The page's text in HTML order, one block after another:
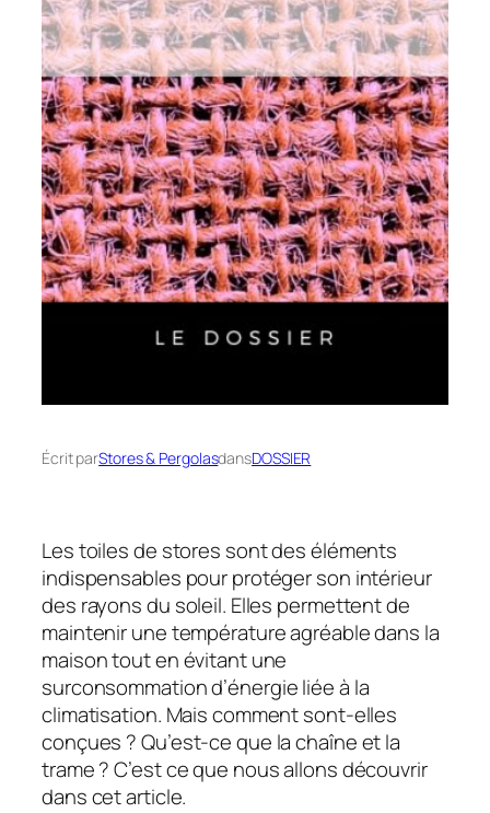
Écrit parStores & PergolasdansDOSSIER
Les toiles de stores sont des éléments
indispensables pour protéger son intérieur
des rayons du soleil. Elles permettent de
maintenir une température agréable dans la
maison tout en évitant une
surconsommation d’énergie liée à la
climatisation. Mais comment sont-elles
conçues ? Qu’est-ce que la chaîne et la
trame ? C’est ce que nous allons découvrir
dans cet article.